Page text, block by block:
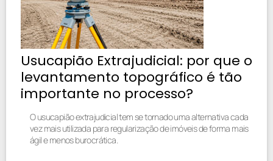
Usucapião Extrajudicial: por que o
levantamento topográfico é tão
importante no processo?
O usucapião extrajudicial tem se tornado uma alternativa cada
vez mais utilizada para regularização de imóveis de forma mais
ágil e menos burocrática.